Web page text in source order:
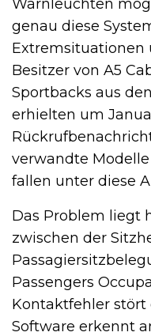
Warnleuchten
genau diese
Extremsituationen
Besitzer von A5
Sportbacks aus
erhielten um
verwandte
fallen unter diese
Das Problem liegt
zwischen der
Passengers
Kontaktfehler stört
Software erkennt